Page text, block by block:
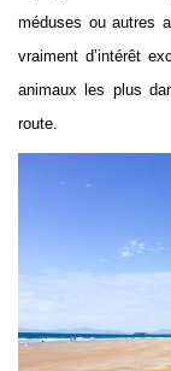
méduses ou autres
vraiment d’intérêt
animaux les plus
route.